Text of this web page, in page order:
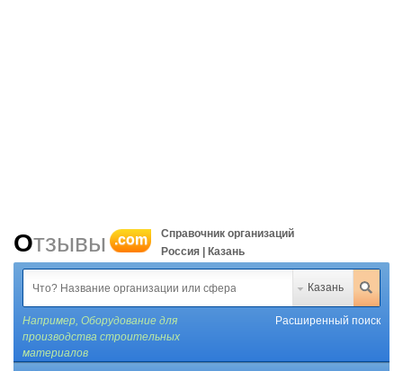
Отзывы .com
Справочник организаций
Россия | Казань
Казань
Например, Оборудование для
производства строительных
материалов
Расширенный поиск